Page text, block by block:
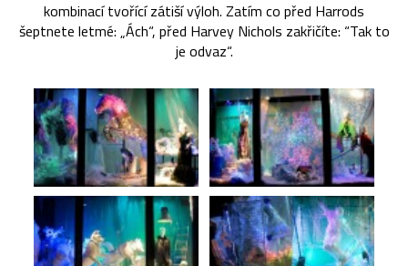
kombinací tvořící zátiší výloh. Zatím co před Harrods
šeptnete letmé: „Ách“, před Harvey Nichols zakřičíte: “Tak to
je odvaz“.